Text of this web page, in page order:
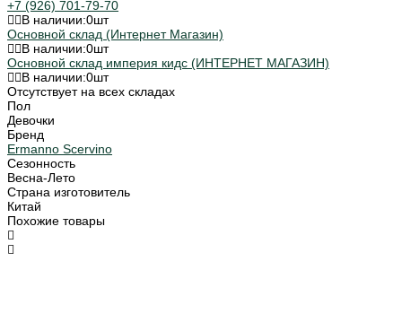
+7 (926) 701-79-70
В наличии:0шт
Основной склад (Интернет Магазин)
В наличии:0шт
Основной склад империя кидс (ИНТЕРНЕТ МАГАЗИН)
В наличии:0шт
Отсутствует на всех складах
Пол
Девочки
Бренд
Ermanno Scervino
Сезонность
Весна-Лето
Страна изготовитель
Китай
Похожие товары